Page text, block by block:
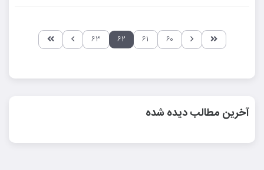
۶۰ ۶۱ ۶۲ ۶۳
آخرین مطالب دیده شده